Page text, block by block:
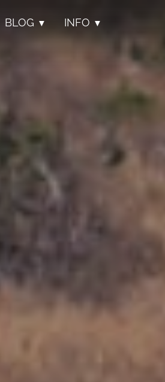
BLOG ▼ INFO ▼